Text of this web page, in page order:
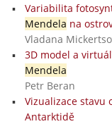
Variabilita
Mendela na
Vladana
3D model a
Mendela
Petr Beran
Vizualizace stavu
Antarktidě